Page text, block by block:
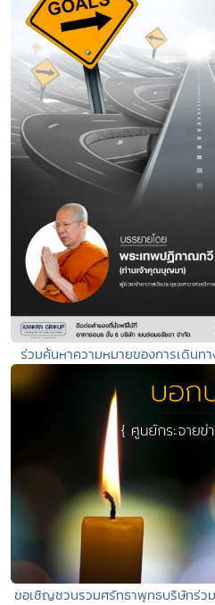
ร่วมค้นหาความหมายของการเดินทา
ขอเชิญชวนรวมศรัทธาพุทธบริษัทร่ว